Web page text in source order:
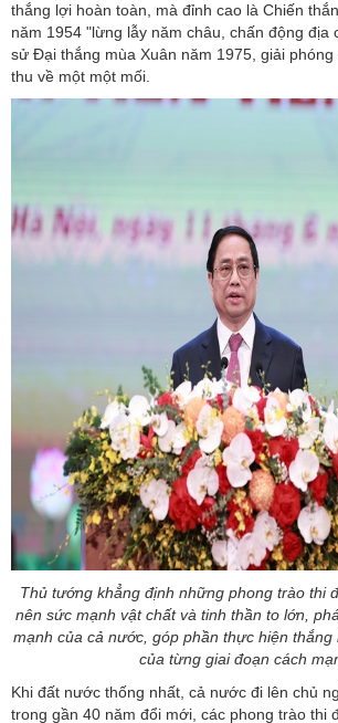
thắng lợi hoàn toàn, mà đỉnh cao là Chiến
năm 1954 "lừng lẫy năm châu, chấn động địa
sử Đại thắng mùa Xuân năm 1975, giải phóng
thu về một một mối.
Thủ tướng khẳng định những phong trào thi
nên sức mạnh vật chất và tinh thần to lớn,
mạnh của cả nước, góp phần thực hiện
của từng giai đoạn cách
Khi đất nước thống nhất, cả nước đi lên chủ
trong gần 40 năm đổi mới, các phong trào thi